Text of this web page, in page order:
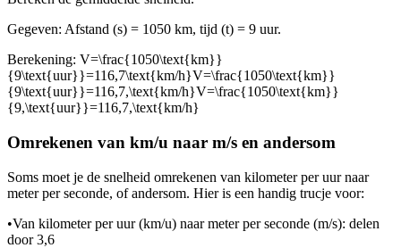
Gegeven: Afstand (s) = 1050 km, tijd (t) = 9 uur.
Berekening: V=\frac{1050\text{km}}
{9\text{uur}}=116,7\text{km/h}V=\frac{1050\text{km}}
{9\text{uur}}=116,7,\text{km/h}V=\frac{1050\text{km}}
{9,\text{uur}}=116,7,\text{km/h}
Omrekenen van km/u naar m/s en andersom
Soms moet je de snelheid omrekenen van kilometer per uur naar
meter per seconde, of andersom. Hier is een handig trucje voor:
•Van kilometer per uur (km/u) naar meter per seconde (m/s): delen
door 3,6